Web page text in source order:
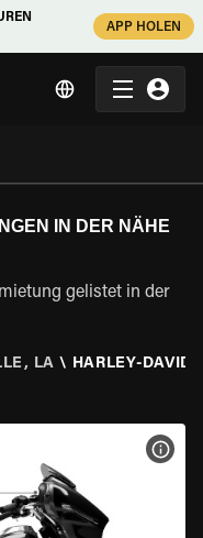
APP HOLEN
IN DER NÄHE
gelistet in der
LA \ HARLEY-